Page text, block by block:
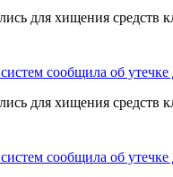
для хищения средств
сообщила об
для хищения средств
сообщила об